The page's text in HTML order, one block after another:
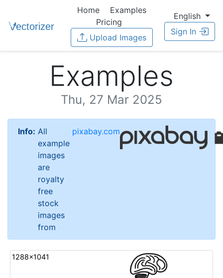
Home
Examples
Pricing
Upload Images
English
Sign In
Examples
Thu, 27 Mar 2025
Info: All
example
images
are
royalty
free
stock
images
from
pixabay.com
1288x1041